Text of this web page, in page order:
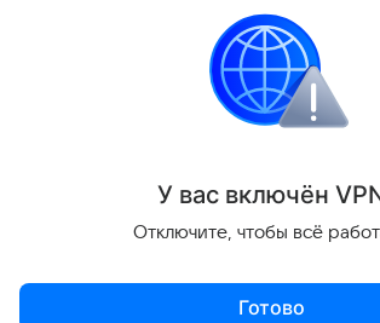
двойняшек. Долг уже
тысяч долларов. Наталья надеется
благотворительных фондов.
У вас включён VP
Отключите, чтобы всё
Готово